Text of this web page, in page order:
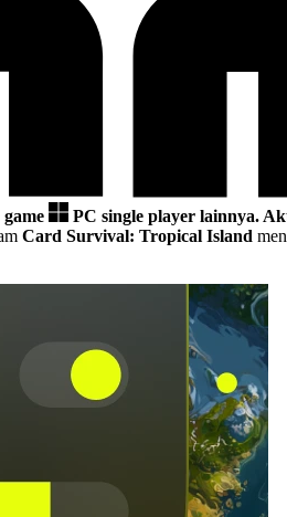
game PC single player lainnya.
Card Survival: Tropical Island